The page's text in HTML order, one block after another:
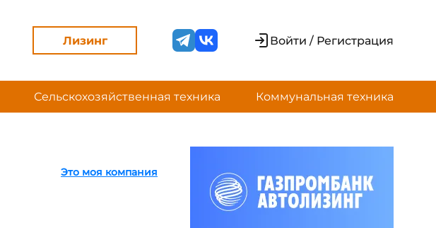
Лизинг Войти / Регистрация
Сельскохозяйственная техника Коммунальная техника
Это моя компания